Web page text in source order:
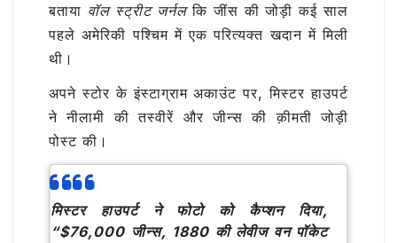
बताया वॉल स्ट्रीट जर्नलकि जींस की जोड़ी कई साल
पहले अमेरिकी पश्चिम में एक परित्यक्त खदान में मिली
थी।
अपने स्टोर के इंस्टाग्राम अकाउंट पर, मिस्टर हाउपर्ट
ने नीलामी की तस्वीरें और जीन्स की क़ीमती जोड़ी
पोस्ट की।
मिस्टर हाउपर्ट ने फोटो को कैप्शन दिया,
“$76,000 जीन्स, 1880 की लेवीज वन पॉकेट